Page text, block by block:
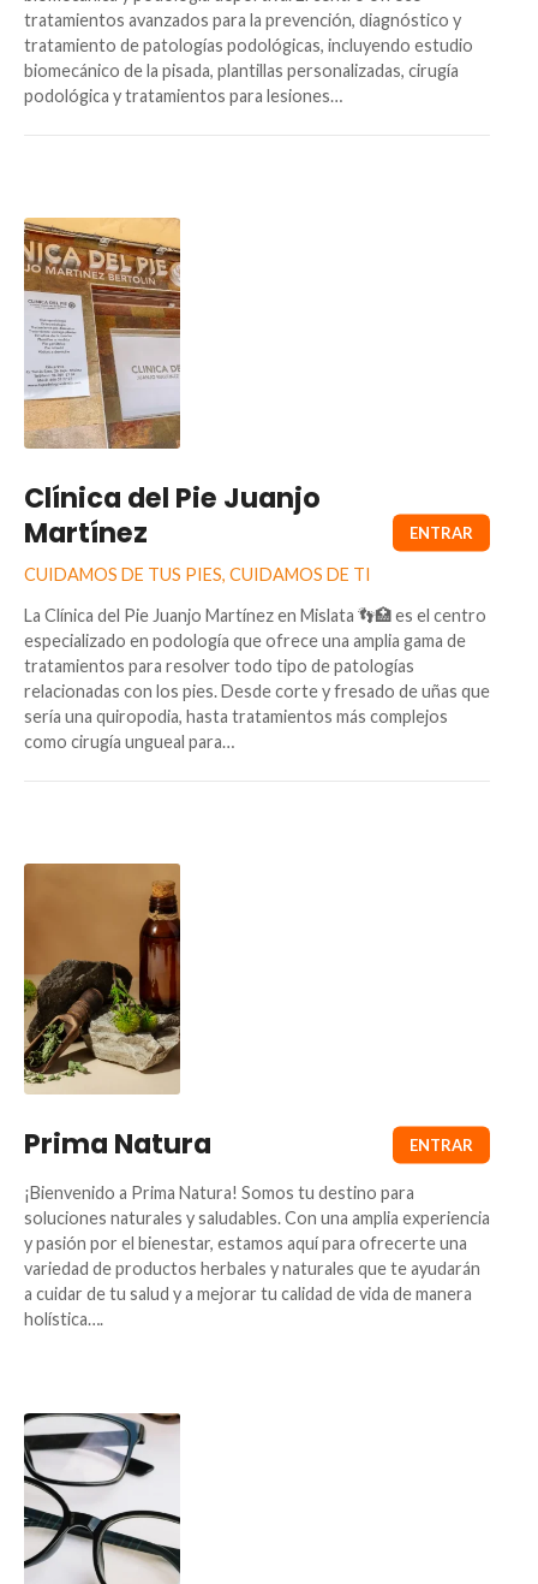
tratamientos avanzados para la prevención, diagnóstico y
tratamiento de patologías podológicas, incluyendo estudio
biomecánico de la pisada, plantillas personalizadas, cirugía
podológica y tratamientos para lesiones…
Clínica del Pie Juanjo
Martínez
CUIDAMOS DE TUS PIES, CUIDAMOS DE TI
La Clínica del Pie Juanjo Martínez en Mislata 👣🏥 es el centro
especializado en podología que ofrece una amplia gama de
tratamientos para resolver todo tipo de patologías
relacionadas con los pies. Desde corte y fresado de uñas que
sería una quiropodia, hasta tratamientos más complejos
como cirugía ungueal para…
Prima Natura
¡Bienvenido a Prima Natura! Somos tu destino para
soluciones naturales y saludables. Con una amplia experiencia
y pasión por el bienestar, estamos aquí para ofrecerte una
variedad de productos herbales y naturales que te ayudarán
a cuidar de tu salud y a mejorar tu calidad de vida de manera
holística….